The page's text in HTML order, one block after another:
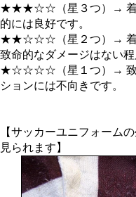
★★★☆☆（星３つ）→ 着
的には良好です。
★★☆☆☆（星２つ）→ 着
致命的なダメージはない程
★☆☆☆☆（星１つ）→ 致
ションには不向きです。
【サッカーユニフォーム
見られます】